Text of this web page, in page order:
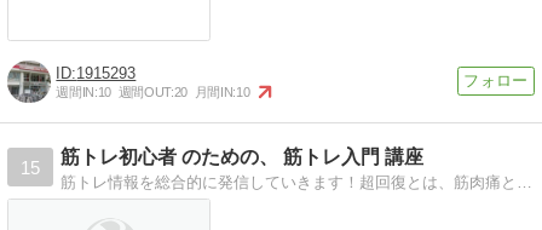
1915293
週間IN:10 週間OUT:20 月間IN:10
15
筋トレ初心者 のための、 筋トレ入門 講座